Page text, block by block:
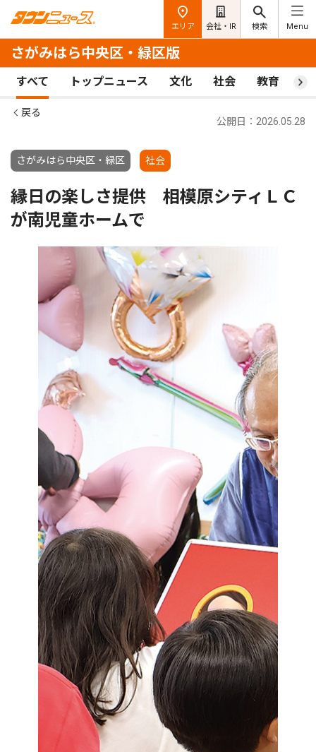
エリア 会社・IR 検索 Menu
さがみはら中央区・緑区版
すべて トップニュース 文化 社会 教育 ス
戻る
さがみはら中央区・緑区 社会
公開日：2026.05.28
縁日の楽しさ提供 相模原シティＬＣ
が南児童ホームで